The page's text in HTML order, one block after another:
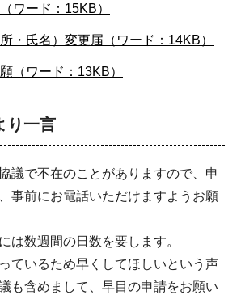
ワード：15KB）
・氏名）変更届（ワード：14KB）
（ワード：13KB）
り一言
議で不在のことがありますので、申
事前にお電話いただけますようお願
は数週間の日数を要します。
ているため早くしてほしいという声
も含めまして、早目の申請をお願い